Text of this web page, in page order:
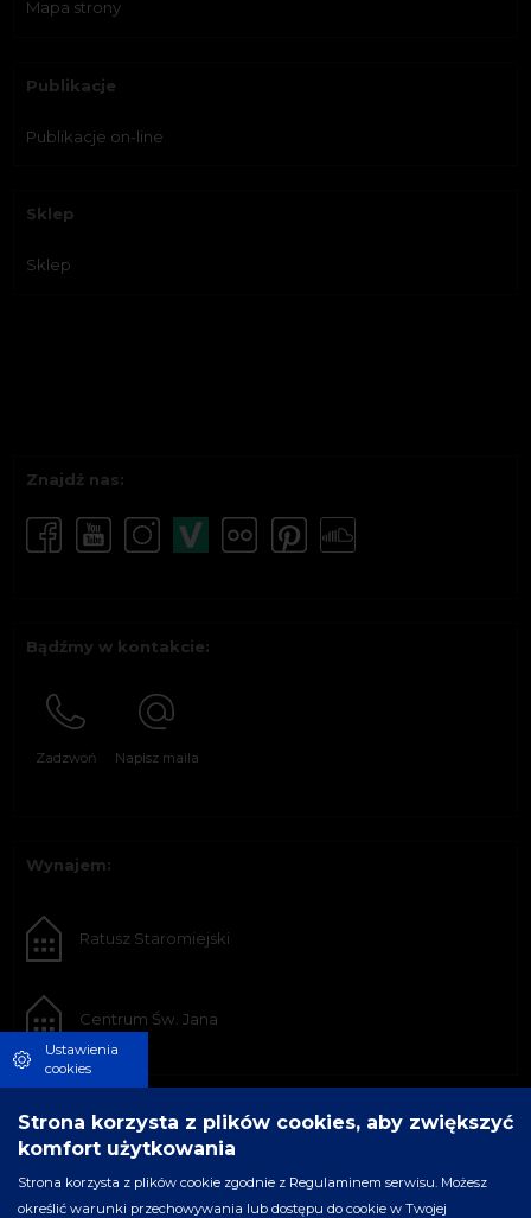
Mapa strony
Publikacje
Publikacje on-line
Sklep
Sklep
Znajdź nas:
Bądźmy w kontakcie:
Zadzwoń Napisz maila
Wynajem:
Ratusz Staromiejski
Centrum Św. Jana
Ustawienia
cookies
Strona korzysta z plików cookies, aby zwiększyć
komfort użytkowania
Strona korzysta z plików cookie zgodnie z Regulaminem serwisu. Możesz
określić warunki przechowywania lub dostępu do cookie w Twojej